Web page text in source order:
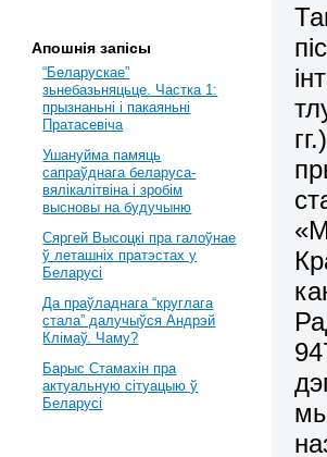
Апошнія запісы
“Беларускае”
зьнебазьняцьце. Частка 1:
прызнаньні і пакаяньні
Пратасевіча
Ушануйма памяць
сапраўднага беларуса-
вялікалітвіна і зробім
высновы на будучыню
Сяргей Высоцкі пра галоўнае
ў леташніх пратэстах у
Беларусі
Да праўладнага “круглага
стала” далучыўся Андрэй
Клімаў. Чаму?
Барыс Стамахін пра
актуальную сітуацыю ў
Беларусі